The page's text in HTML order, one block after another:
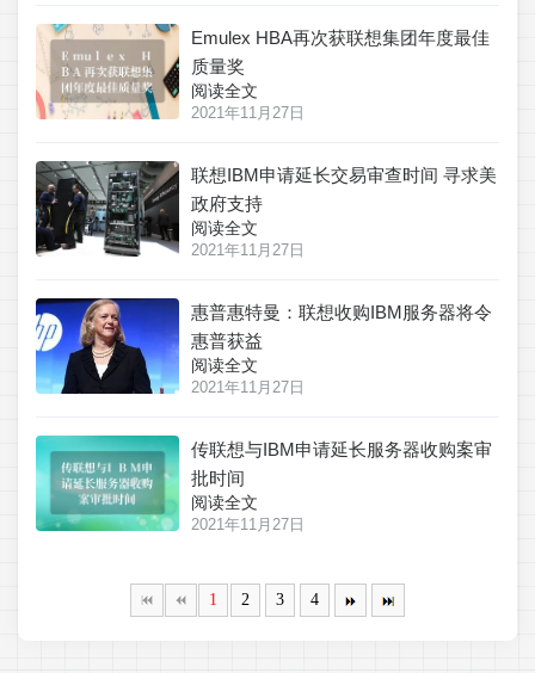
Emulex HBA再次获联想集团年度最佳
质量奖
阅读全文
2021年11月27日
联想IBM申请延长交易审查时间 寻求美
政府支持
阅读全文
2021年11月27日
惠普惠特曼：联想收购IBM服务器将令
惠普获益
阅读全文
2021年11月27日
传联想与IBM申请延长服务器收购案审
批时间
阅读全文
2021年11月27日
1 2 3 4